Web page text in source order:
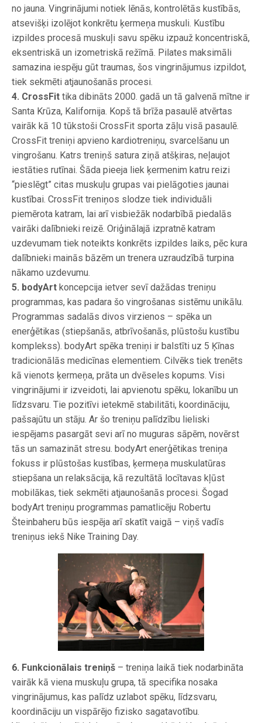
no jauna. Vingrinājumi notiek lēnās, kontrolētās kustībās,
atsevišķi izolējot konkrētu ķermeņa muskuli. Kustību
izpildes procesā muskuļi savu spēku izpauž koncentriskā,
eksentriskā un izometriskā režīmā. Pilates maksimāli
samazina iespēju gūt traumas, šos vingrinājumus izpildot,
tiek sekmēti atjaunošanās procesi.
4. CrossFit tika dibināts 2000. gadā un tā galvenā mītne ir
Santa Krūza, Kalifornija. Kopš tā brīža pasaulē atvērtas
vairāk kā 10 tūkstoši CrossFit sporta zāļu visā pasaulē.
CrossFit treniņi apvieno kardiotreniņu, svarcelšanu un
vingrošanu. Katrs treniņš satura ziņā atšķiras, neļaujot
iestāties rutīnai. Šāda pieeja liek ķermenim katru reizi
“pieslēgt” citas muskuļu grupas vai pielāgoties jaunai
kustībai. CrossFit treniņos slodze tiek individuāli
piemērota katram, lai arī visbiežāk nodarbībā piedalās
vairāki dalībnieki reizē. Oriģinālajā izpratnē katram
uzdevumam tiek noteikts konkrēts izpildes laiks, pēc kura
dalībnieki mainās bāzēm un trenera uzraudzībā turpina
nākamo uzdevumu.
5. bodyArt koncepcija ietver sevī dažādas treniņu
programmas, kas padara šo vingrošanas sistēmu unikālu.
Programmas sadalās divos virzienos – spēka un
enerģētikas (stiepšanās, atbrīvošanās, plūstošu kustību
komplekss). bodyArt spēka treniņi ir balstīti uz 5 Ķīnas
tradicionālās medicīnas elementiem. Cilvēks tiek trenēts
kā vienots ķermeņa, prāta un dvēseles kopums. Visi
vingrinājumi ir izveidoti, lai apvienotu spēku, lokanību un
līdzsvaru. Tie pozitīvi ietekmē stabilitāti, koordināciju,
pašsajūtu un stāju. Ar šo treniņu palīdzību lieliski
iespējams pasargāt sevi arī no muguras sāpēm, novērst
tās un samazināt stresu. bodyArt enerģētikas treniņa
fokuss ir plūstošas kustības, ķermeņa muskulatūras
stiepšana un relaksācija, kā rezultātā locītavas kļūst
mobilākas, tiek sekmēti atjaunošanās procesi. Šogad
bodyArt treniņu programmas pamatlicēju Robertu
Šteinbaheru būs iespēja arī skatīt vaigā – viņš vadīs
treniņus iekš Nike Training Day.
6. Funkcionālais treniņš – treniņa laikā tiek nodarbināta
vairāk kā viena muskuļu grupa, tā specifika nosaka
vingrinājumus, kas palīdz uzlabot spēku, līdzsvaru,
koordināciju un vispārējo fizisko sagatavotību.